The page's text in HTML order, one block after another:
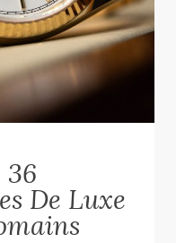
36
De Luxe